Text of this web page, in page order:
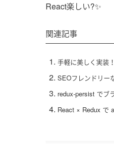
React楽しい?✨
関連記事
手軽に美しく実装
SEOフレンドリー
redux-persist でブ
React × Redux で